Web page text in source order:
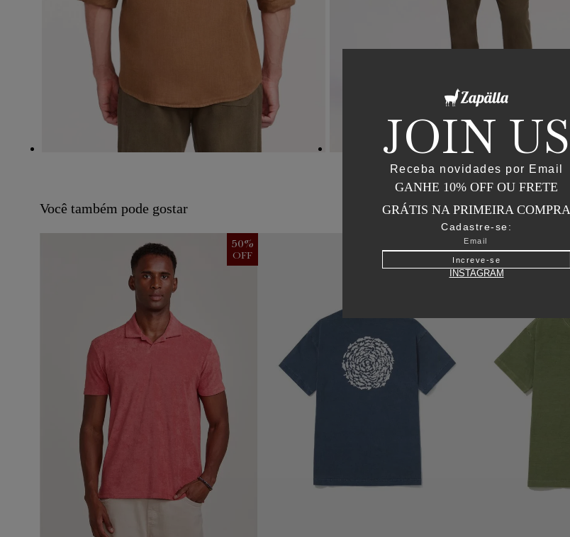
Você também pode gostar
50%
OFF
%
OFF
JOIN US
Receba novidades por Email
GANHE 10% OFF OU FRETE
GRÁTIS NA PRIMEIRA COMPRA
Cadastre-se:
Increve-se
INSTAGRAM